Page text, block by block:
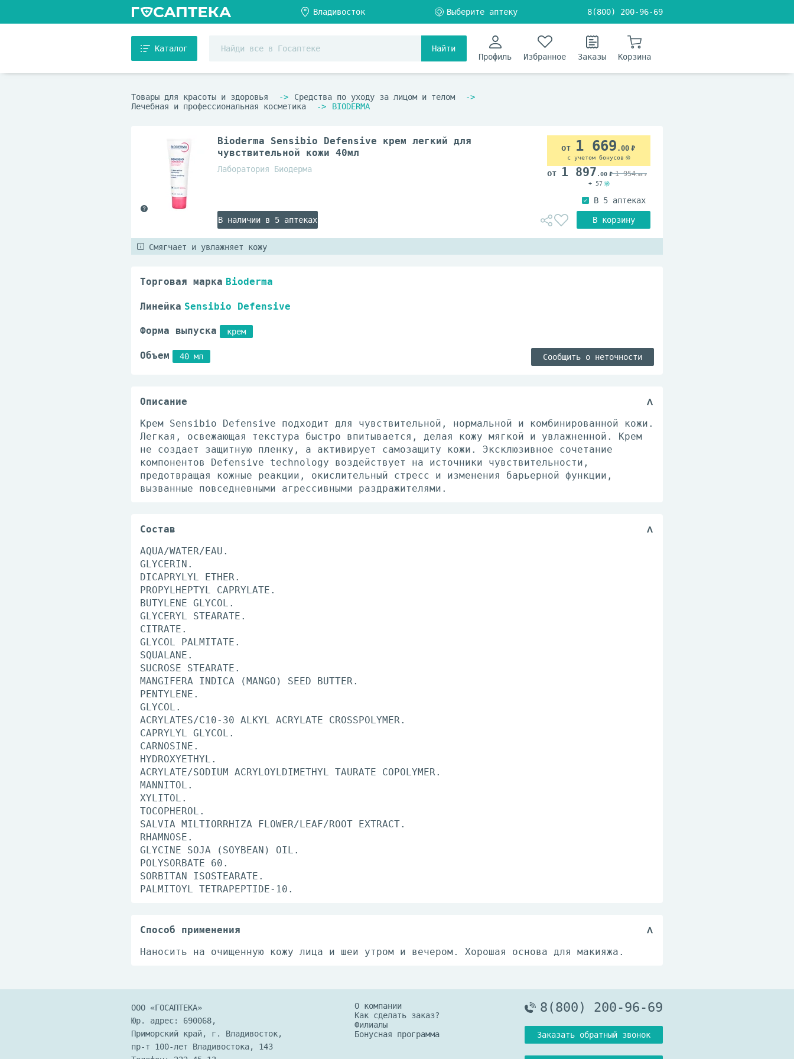
8(800) 200-96-69
Каталог
Найти
Профиль
Избранное Заказы Корзина
Товары для красоты и здоровья
Средства по уходу за лицом и телом
Лечебная и профессиональная косметика
BIODERMA
Bioderma Sensibio Defensive крем легкий для
чувствительной кожи 40мл
Лаборатория Биодерма
В наличии в 5 аптеках
1 669 .00
с учетом бонусов
1 897 .00 1 954.00
+ 57
Смягчает и увлажняет кожу
Торговая марка Bioderma
Линейка Sensibio Defensive
Форма выпуска крем
Объем 40 мл Сообщить о неточности
Описание
Крем Sensibio Defensive подходит для чувствительной, нормальной и комбинированной кожи.
Легкая, освежающая текстура быстро впитывается, делая кожу мягкой и увлажненной. Крем
не создает защитную пленку, а активирует самозащиту кожи. Эксклюзивное сочетание
компонентов Defensive technology воздействует на источники чувствительности,
предотвращая кожные реакции, окислительный стресс и изменения барьерной функции,
вызванные повседневными агрессивными раздражителями.
Состав
AQUA/WATER/EAU.
GLYCERIN.
DICAPRYLYL ETHER.
PROPYLHEPTYL CAPRYLATE.
BUTYLENE GLYCOL.
GLYCERYL STEARATE.
CITRATE.
GLYCOL PALMITATE.
SQUALANE.
SUCROSE STEARATE.
MANGIFERA INDICA (MANGO) SEED BUTTER.
PENTYLENE.
GLYCOL.
ACRYLATES/C10-30 ALKYL ACRYLATE CROSSPOLYMER.
CAPRYLYL GLYCOL.
CARNOSINE.
HYDROXYETHYL.
ACRYLATE/SODIUM ACRYLOYLDIMETHYL TAURATE COPOLYMER.
MANNITOL.
XYLITOL.
TOCOPHEROL.
SALVIA MILTIORRHIZA FLOWER/LEAF/ROOT EXTRACT.
RHAMNOSE.
GLYCINE SOJA (SOYBEAN) OIL.
POLYSORBATE 60.
SORBITAN ISOSTEARATE.
PALMITOYL TETRAPEPTIDE-10.
Способ применения
Наносить на очищенную кожу лица и шеи утром и вечером. Хорошая основа для макияжа.
ООО «ГОСАПТЕКА»
Юр. адрес: 690068,
Приморский край, г. Владивосток,
пр-т 100-лет Владивостока, 143
О компании
Как сделать заказ?
Филиалы
Бонусная программа
8(800) 200-96-69
Заказать обратный звонок